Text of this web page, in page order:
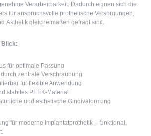
Verarbeitbarkeit. Dadurch eignen sich die
für anspruchsvolle prothetische Versorgungen,
Ästhetik gleichermaßen gefragt sind.
Blick:
für optimale Passung
zentrale Verschraubung
für flexible Anwendung
stabiles PEEK-Material
und ästhetische Gingivaformung
für moderne Implantatprothetik – funktional,